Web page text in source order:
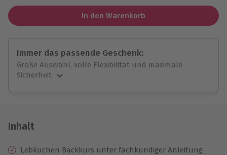
In den Warenkorb
Immer das passende Geschenk:
Große Auswahl, volle Flexibilität und maximale
Sicherheit
Jeder Gutschein für alle Erlebnisse einlösbar.
10 Jahre gültig & verlängerbar.
Inhalt
Lebkuchen Backkurs unter fachkundiger Anleitung